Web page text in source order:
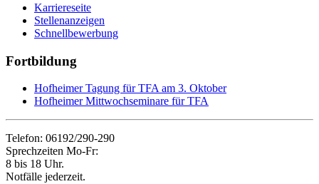
Karriereseite
Stellenanzeigen
Schnellbewerbung
Fortbildung
Hofheimer Tagung für TFA am 3. Oktober
Hofheimer Mittwochseminare für TFA
Telefon: 06192/290-290
Sprechzeiten Mo-Fr:
8 bis 18 Uhr.
Notfälle jederzeit.